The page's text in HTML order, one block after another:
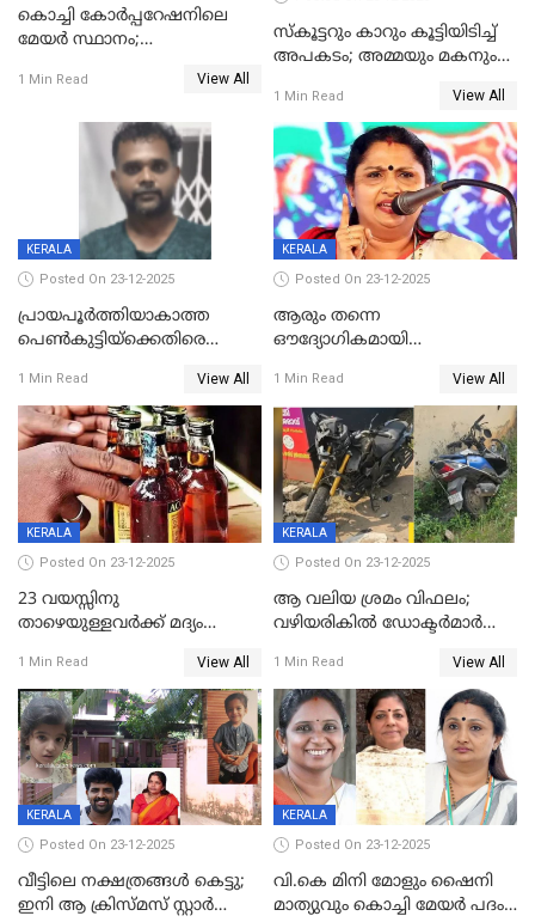
കൊച്ചി കോര്‍പ്പറേഷനിലെ
മേയര്‍ സ്ഥാനം;
രൂക്ഷം
1 Min Read View All
സ്കൂട്ടറും കാറും കൂട്ടിയിടിച്ച്
അപകടം; അമ്മയും മകനും
ഗുരുതരാവസ്ഥയിൽ
1 Min Read View All
KERALA
Posted On 23-12-2025
പ്രായപൂർത്തിയാകാത്ത
പെൺകുട്ടിയ്ക്കെതിരെ
59 വർഷം തടവും 90,൦൦൦ രൂപ
പിഴയും ശിക്ഷ
1 Min Read View All
KERALA
Posted On 23-12-2025
ആരും തന്നെ
ഔദ്യോഗികമായി
കണ്ടെത്താൻ ഇന്ന് കോർ
കമ്മിറ്റി കൂടിയില്ല';
അതൃപ്തിയുമായി ദീപ്തി മേരി
വർഗീസ്
1 Min Read View All
KERALA
Posted On 23-12-2025
23 വയസ്സിനു
താഴെയുള്ളവർക്ക് മദ്യം
നടപടി;സ്ഥാപനങ്ങൾക്കെതിരെ
രണ്ട് കേസുകൾ
1 Min Read View All
KERALA
Posted On 23-12-2025
ആ വലിയ ശ്രമം വിഫലം;
വഴിയരികില്‍ ‌ഡോക്ടര്‍മാര്‍
മരണത്തിന് കീഴടങ്ങി
1 Min Read View All
KERALA
Posted On 23-12-2025
വീട്ടിലെ നക്ഷത്രങ്ങൾ കെട്ടു;
ഇനി ആ ക്രിസ്മസ് സ്റ്റാർ
KERALA
Posted On 23-12-2025
വി.കെ മിനി മോളും ഷൈനി
മാത്യുവും കൊച്ചി മേയർ പദം